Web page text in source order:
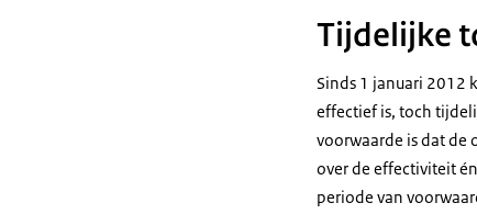
Tijdelijke
Sinds 1 januari 2012
effectief is, toch
voorwaarde is dat de
over de effectiviteit
periode van